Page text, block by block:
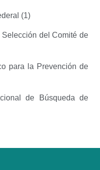
(1)
del Comité de
para la Prevención de
de Búsqueda de